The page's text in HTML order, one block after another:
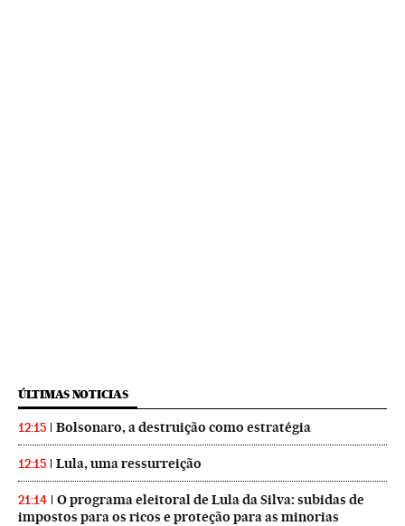
ÚLTIMAS NOTICIAS
12:15 Bolsonaro, a destruição como estratégia
12:15 Lula, uma ressurreição
21:14
O programa eleitoral de Lula da Silva: subidas de
impostos para os ricos e proteção para as minorias